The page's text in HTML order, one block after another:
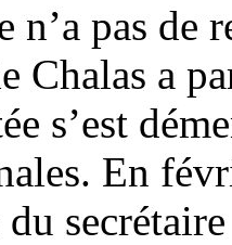
n’a pas de
Chalas a
s’est
En